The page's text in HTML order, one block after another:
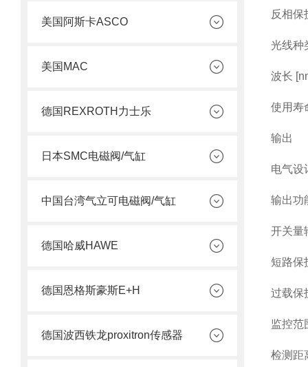
美国阿斯卡ASCO
美国MAC
德国REXROTH力士乐
日本SMC电磁阀/气缸
中国台湾气立可电磁阀/气缸
德国哈威HAWE
德国恩格斯豪斯E+H
德国波西铁龙proxitron传感器
反相保
光线种
波长
使用寿
输出
电气设
输出功
开关量
短路保
过载保
监控范
检测距